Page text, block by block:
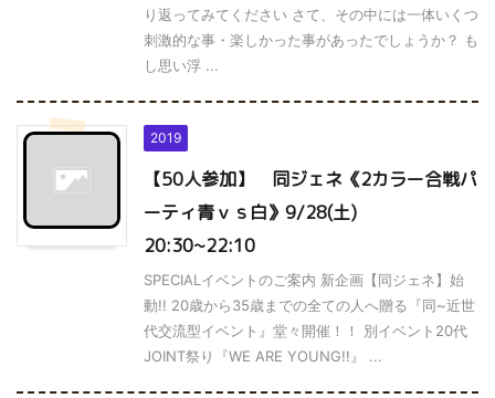
り返ってみてください さて、その中には一体いくつ
刺激的な事・楽しかった事があったでしょうか？ も
し思い浮 ...
2019
【50人参加】 同ジェネ《2カラー合戦パ
ーティ青ｖｓ白》9/28(土)
20:30~22:10
SPECIALイベントのご案内 新企画【同ジェネ】始
動!! 20歳から35歳までの全ての人へ贈る『同~近世
代交流型イベント』堂々開催！！ 別イベント20代
JOINT祭り『WE ARE YOUNG!!』 ...